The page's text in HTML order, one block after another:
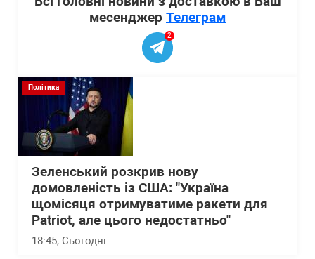
месенджер Телеграм
2
Політика
Зеленський розкрив нову
домовленість із США: "Україна
щомісяця отримуватиме ракети для
Patriot, але цього недостатньо"
18:45, Сьогодні